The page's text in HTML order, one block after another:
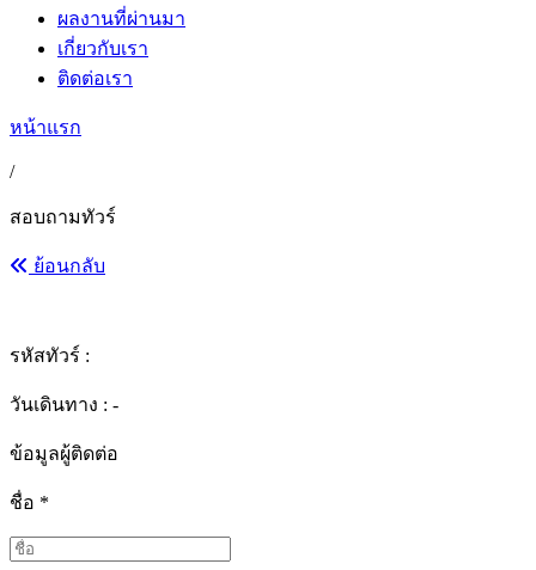
ผลงานที่ผ่านมา
เกี่ยวกับเรา
ติดต่อเรา
หน้าแรก
/
สอบถามทัวร์
ย้อนกลับ
รหัสทัวร์ :
วันเดินทาง : -
ข้อมูลผู้ติดต่อ
ชื่อ *